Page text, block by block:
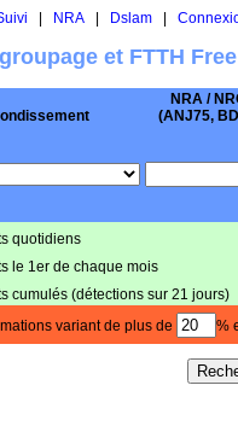
NRA| Dslam|
et FTTH
NRA /
(ANJ75,
quotidiens
le 1er de chaque mois
cumulés (détections sur 21 jours)
variant de plus de %